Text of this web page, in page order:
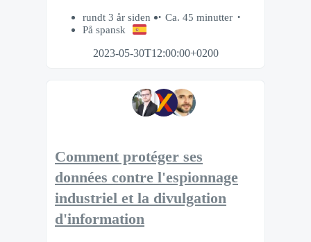
rundt 3 år siden
Ca. 45 minutter
På spansk
2023-05-30T12:00:00+0200
Comment protéger ses
données contre l'espionnage
industriel et la divulgation
d'information